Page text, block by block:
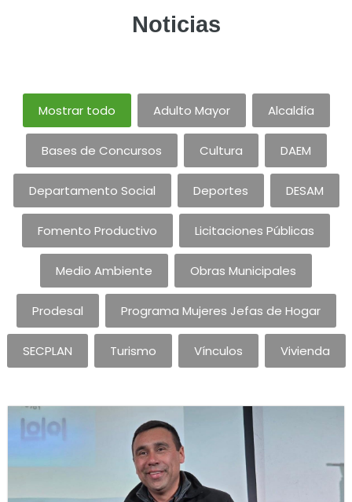
Noticias
Mostrar todo Adulto Mayor Alcaldía
Bases de Concursos Cultura DAEM
Departamento Social Deportes DESAM
Fomento Productivo Licitaciones Públicas
Medio Ambiente Obras Municipales
Prodesal Programa Mujeres Jefas de Hogar
SECPLAN Turismo Vínculos Vivienda